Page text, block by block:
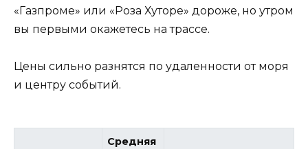
«Газпроме» или «Роза Хуторе» дороже, но утром
вы первыми окажетесь на трассе.
Цены сильно разнятся по удаленности от моря
и центру событий.
Средняя